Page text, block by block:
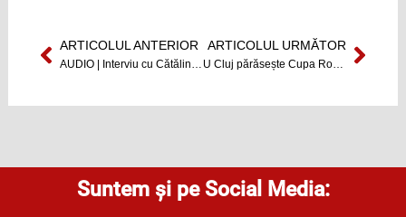
Prev
ARTICOLUL ANTERIOR
AUDIO | Interviu cu Cătălin Andrei Doganu | Din culisele business-ului unui tatuator clujean
ARTICOLUL URMĂTOR
U Cluj părăsește Cupa României, fiind învinsă după prelungiri de Astra Giurgiu Next
Suntem și pe Social Media: